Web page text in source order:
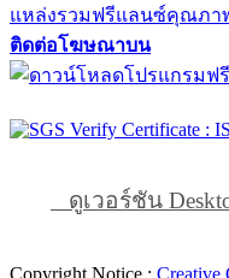
แหล่งรวมฟรีแลนซ์คุณภา
ติดต่อโฆษณาบน
ดูเวอร์ชัน
Copyright Notice : Creative